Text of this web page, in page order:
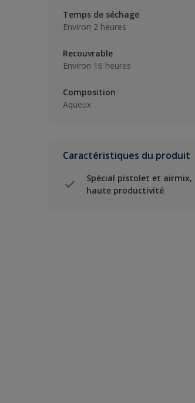
Temps de séchage
Environ 2 heures
Recouvrable
Environ 16 heures
Composition
Aqueux
Caractéristiques du produit
Spécial pistolet et airmix,
haute productivité